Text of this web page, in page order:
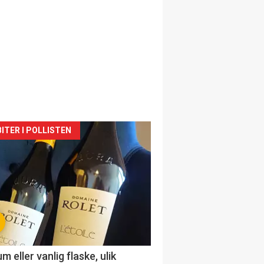
I POLLISTEN
eller vanlig flaske, ulik